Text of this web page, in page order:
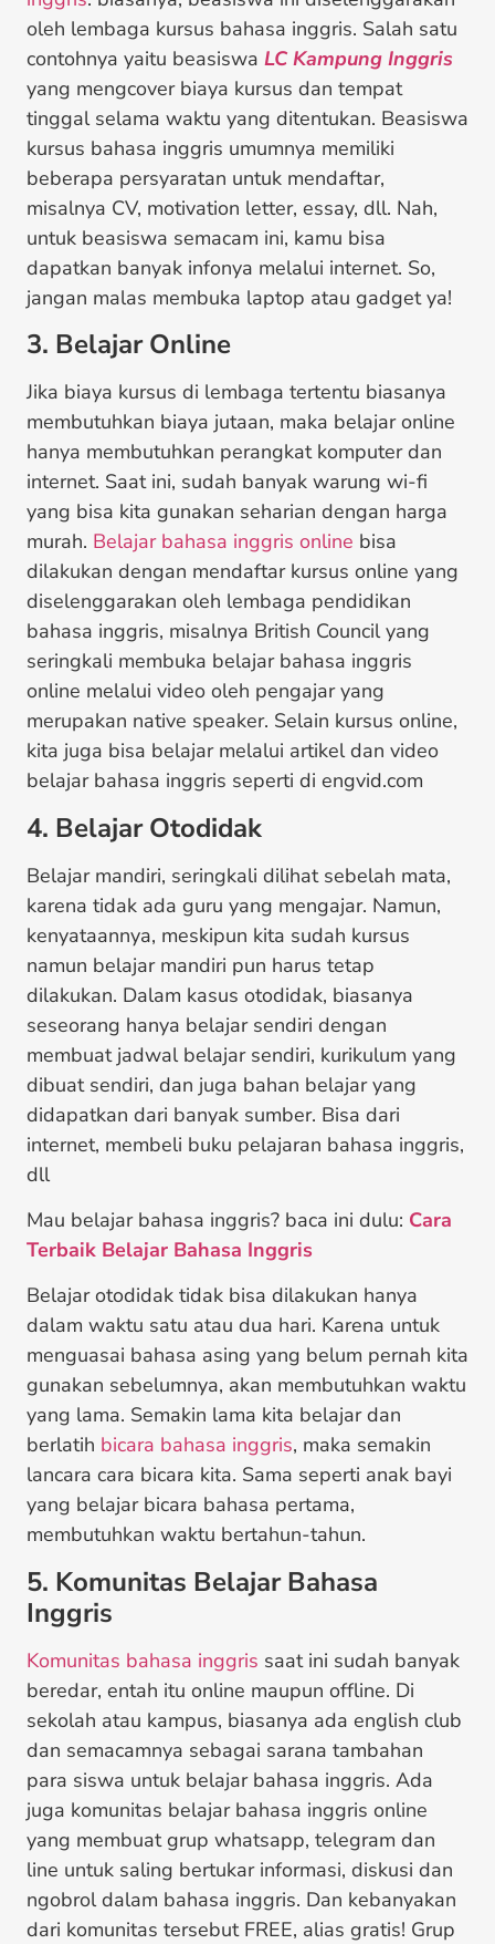
oleh lembaga kursus bahasa inggris. Salah satu
contohnya yaitu beasiswa LC Kampung Inggris
yang mengcover biaya kursus dan tempat
tinggal selama waktu yang ditentukan. Beasiswa
kursus bahasa inggris umumnya memiliki
beberapa persyaratan untuk mendaftar,
misalnya CV, motivation letter, essay, dll. Nah,
untuk beasiswa semacam ini, kamu bisa
dapatkan banyak infonya melalui internet. So,
jangan malas membuka laptop atau gadget ya!
3. Belajar Online
Jika biaya kursus di lembaga tertentu biasanya
membutuhkan biaya jutaan, maka belajar online
hanya membutuhkan perangkat komputer dan
internet. Saat ini, sudah banyak warung wi-fi
yang bisa kita gunakan seharian dengan harga
murah. Belajar bahasa inggris online bisa
dilakukan dengan mendaftar kursus online yang
diselenggarakan oleh lembaga pendidikan
bahasa inggris, misalnya British Council yang
seringkali membuka belajar bahasa inggris
online melalui video oleh pengajar yang
merupakan native speaker. Selain kursus online,
kita juga bisa belajar melalui artikel dan video
belajar bahasa inggris seperti di engvid.com
4. Belajar Otodidak
Belajar mandiri, seringkali dilihat sebelah mata,
karena tidak ada guru yang mengajar. Namun,
kenyataannya, meskipun kita sudah kursus
namun belajar mandiri pun harus tetap
dilakukan. Dalam kasus otodidak, biasanya
seseorang hanya belajar sendiri dengan
membuat jadwal belajar sendiri, kurikulum yang
dibuat sendiri, dan juga bahan belajar yang
didapatkan dari banyak sumber. Bisa dari
internet, membeli buku pelajaran bahasa inggris,
dll
Mau belajar bahasa inggris? baca ini dulu: Cara
Terbaik Belajar Bahasa Inggris
Belajar otodidak tidak bisa dilakukan hanya
dalam waktu satu atau dua hari. Karena untuk
menguasai bahasa asing yang belum pernah kita
gunakan sebelumnya, akan membutuhkan waktu
yang lama. Semakin lama kita belajar dan
berlatih bicara bahasa inggris, maka semakin
lancara cara bicara kita. Sama seperti anak bayi
yang belajar bicara bahasa pertama,
membutuhkan waktu bertahun-tahun.
5. Komunitas Belajar Bahasa
Inggris
Komunitas bahasa inggris saat ini sudah banyak
beredar, entah itu online maupun offline. Di
sekolah atau kampus, biasanya ada english club
dan semacamnya sebagai sarana tambahan
para siswa untuk belajar bahasa inggris. Ada
juga komunitas belajar bahasa inggris online
yang membuat grup whatsapp, telegram dan
line untuk saling bertukar informasi, diskusi dan
ngobrol dalam bahasa inggris. Dan kebanyakan
dari komunitas tersebut FREE, alias gratis! Grup